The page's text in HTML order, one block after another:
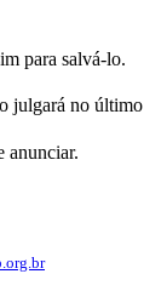
para salvá-lo.
julgará no
anunciar.